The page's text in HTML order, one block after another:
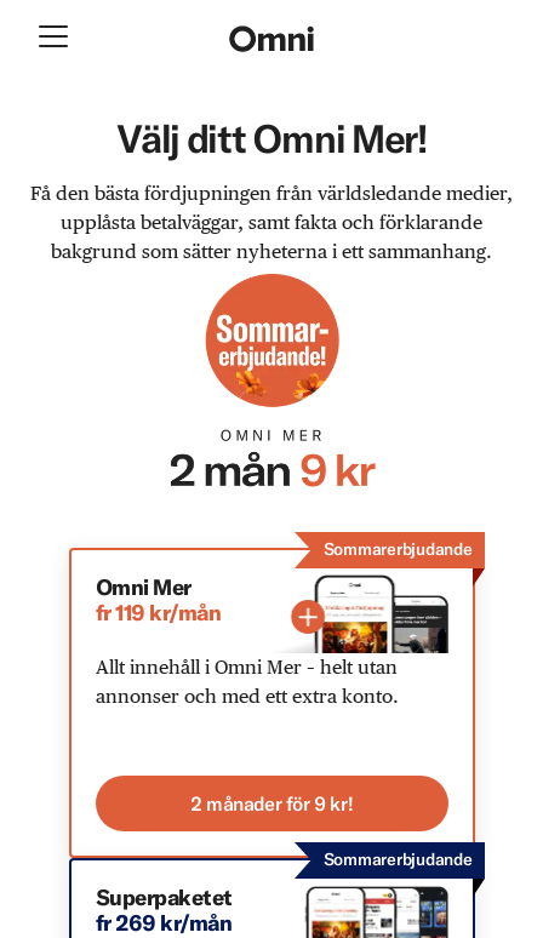
Välj ditt Omni Mer!
Få den bästa fördjupningen från världsledande medier,
upplåsta betalväggar, samt fakta och förklarande
bakgrund som sätter nyheterna i ett sammanhang.
Sommarerbjudande
Omni Mer
fr 119 kr/mån
Allt innehåll i Omni Mer – helt utan
annonser och med ett extra konto.
2 månader för 9 kr!
Sommarerbjudande
Superpaketet
fr 269 kr/mån